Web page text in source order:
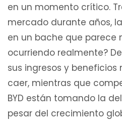
en un momento crítico.
mercado durante años,
en un bache que parece
ocurriendo realmente?
sus ingresos y
caer, mientras que
BYD están tomando la
pesar del crecimiento